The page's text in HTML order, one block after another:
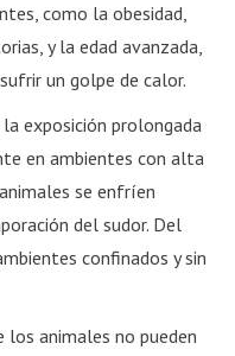
como la obesidad,
y la edad avanzada,
un golpe de calor.
exposición prolongada
en ambientes con alta
se enfríen
del sudor. Del
confinados y sin
animales no pueden